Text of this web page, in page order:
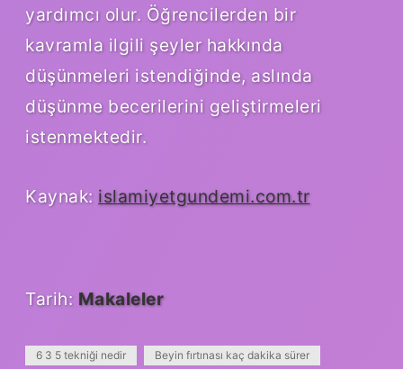
yardımcı olur. Öğrencilerden bir
kavramla ilgili şeyler hakkında
düşünmeleri istendiğinde, aslında
düşünme becerilerini geliştirmeleri
istenmektedir.
Kaynak: islamiyetgundemi.com.tr
Tarih: Makaleler
6 3 5 tekniği nedir Beyin fırtınası kaç dakika sürer